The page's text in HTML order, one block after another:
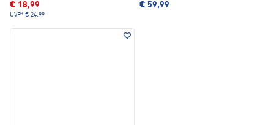
€ 18,99
UVP* € 24,99
€ 59,99